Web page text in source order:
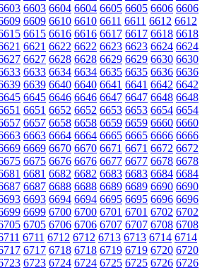
6603 6604 6604 6605 6605 6606 6606
6609 6610 6610 6611 6611 6612 6612
6615 6616 6616 6617 6617 6618 6618
6621 6622 6622 6623 6623 6624 6624
6627 6628 6628 6629 6629 6630 6630
6633 6634 6634 6635 6635 6636 6636
6639 6640 6640 6641 6641 6642 6642
6645 6646 6646 6647 6647 6648 6648
6651 6652 6652 6653 6653 6654 6654
6657 6658 6658 6659 6659 6660 6660
6663 6664 6664 6665 6665 6666 6666
6669 6670 6670 6671 6671 6672 6672
6675 6676 6676 6677 6677 6678 6678
6681 6682 6682 6683 6683 6684 6684
6687 6688 6688 6689 6689 6690 6690
6693 6694 6694 6695 6695 6696 6696
6699 6700 6700 6701 6701 6702 6702
6705 6706 6706 6707 6707 6708 6708
6711 6712 6712 6713 6713 6714 6714
6717 6718 6718 6719 6719 6720 6720
6723 6724 6724 6725 6725 6726 6726